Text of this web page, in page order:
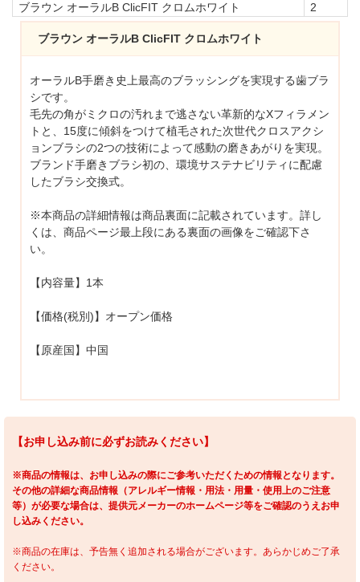
ブラウン オーラルB ClicFIT クロムホワイト
2
ブラウン オーラルB ClicFIT クロムホワイト
オーラルB手磨き史上最高のブラッシングを実現する歯ブラ
シです。
毛先の角がミクロの汚れまで逃さない革新的なXフィラメン
トと、15度に傾斜をつけて植毛された次世代クロスアクシ
ョンブラシの2つの技術によって感動の磨きあがりを実現。
ブランド手磨きブラシ初の、環境サステナビリティに配慮
したブラシ交換式。
※本商品の詳細情報は商品裏面に記載されています。詳し
くは、商品ページ最上段にある裏面の画像をご確認下さ
い。
【内容量】1本
【価格(税別)】オープン価格
【原産国】中国
【お申し込み前に必ずお読みください】
※商品の情報は、お申し込みの際にご参考いただくための情報となります。
その他の詳細な商品情報（アレルギー情報・用法・用量・使用上のご注意
等）が必要な場合は、提供元メーカーのホームページ等をご確認のうえお申
し込みください。
※商品の在庫は、予告無く追加される場合がございます。あらかじめご了承
ください。